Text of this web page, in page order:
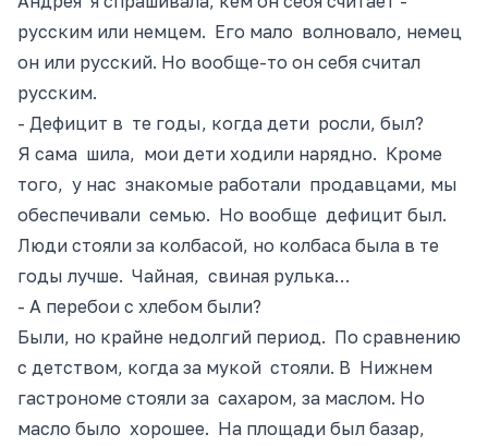
русским или немцем. Его мало волновало, немец
он или русский. Но вообще-то он себя считал
русским.
- Дефицит в те годы, когда дети росли, был?
Я сама шила, мои дети ходили нарядно. Кроме
того, у нас знакомые работали продавцами, мы
обеспечивали семью. Но вообще дефицит был.
Люди стояли за колбасой, но колбаса была в те
годы лучше. Чайная, свиная рулька…
- А перебои с хлебом были?
Были, но крайне недолгий период. По сравнению
с детством, когда за мукой стояли. В Нижнем
гастрономе стояли за сахаром, за маслом. Но
масло было хорошее. На площади был базар,